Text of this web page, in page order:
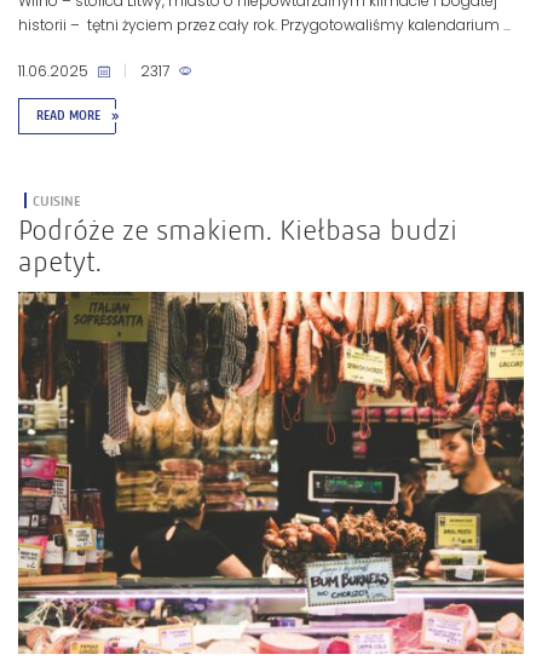
historii – tętni życiem przez cały rok. Przygotowaliśmy kalendarium ...
READ MORE »
11.06.2025 2317
CUISINE
Podróże ze smakiem. Kiełbasa budzi
apetyt.